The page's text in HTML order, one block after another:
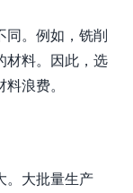
同。例如，铣削
材料。因此，选
浪费。
。大批量生产